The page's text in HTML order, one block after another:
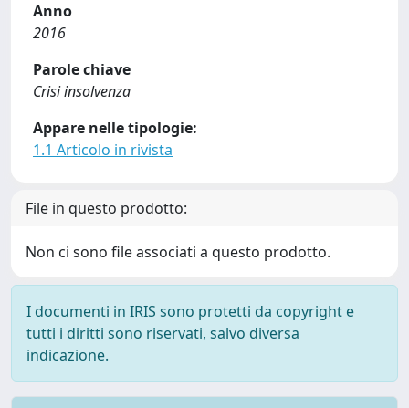
Anno
2016
Parole chiave
Crisi insolvenza
Appare nelle tipologie:
1.1 Articolo in rivista
File in questo prodotto:
Non ci sono file associati a questo prodotto.
I documenti in IRIS sono protetti da copyright e
tutti i diritti sono riservati, salvo diversa
indicazione.